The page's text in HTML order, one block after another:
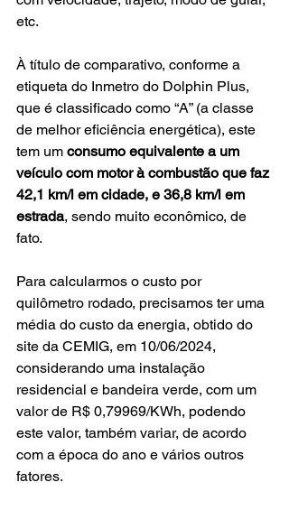
etc.
À título de comparativo, conforme a
etiqueta do Inmetro do Dolphin Plus,
que é classificado como “A” (a classe
de melhor eficiência energética), este
tem um consumo equivalente a um
veículo com motor à combustão que faz
42,1 km/l em cidade, e 36,8 km/l em
estrada, sendo muito econômico, de
fato.
Para calcularmos o custo por
quilômetro rodado, precisamos ter uma
média do custo da energia, obtido do
site da CEMIG, em 10/06/2024,
considerando uma instalação
residencial e bandeira verde, com um
valor de R$ 0,79969/KWh, podendo
este valor, também variar, de acordo
com a época do ano e vários outros
fatores.